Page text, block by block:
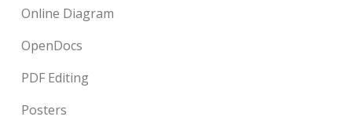
Online Diagram
OpenDocs
PDF Editing
Posters